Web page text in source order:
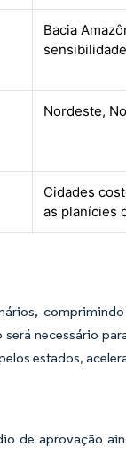
Bacia
Nordeste,
Cidades
as planícies
necessário
estados,
de aprovação